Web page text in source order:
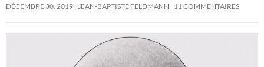
DÉCEMBRE 30, 2019
JEAN-BAPTISTE FELDMANN 11 COMMENTAIRES